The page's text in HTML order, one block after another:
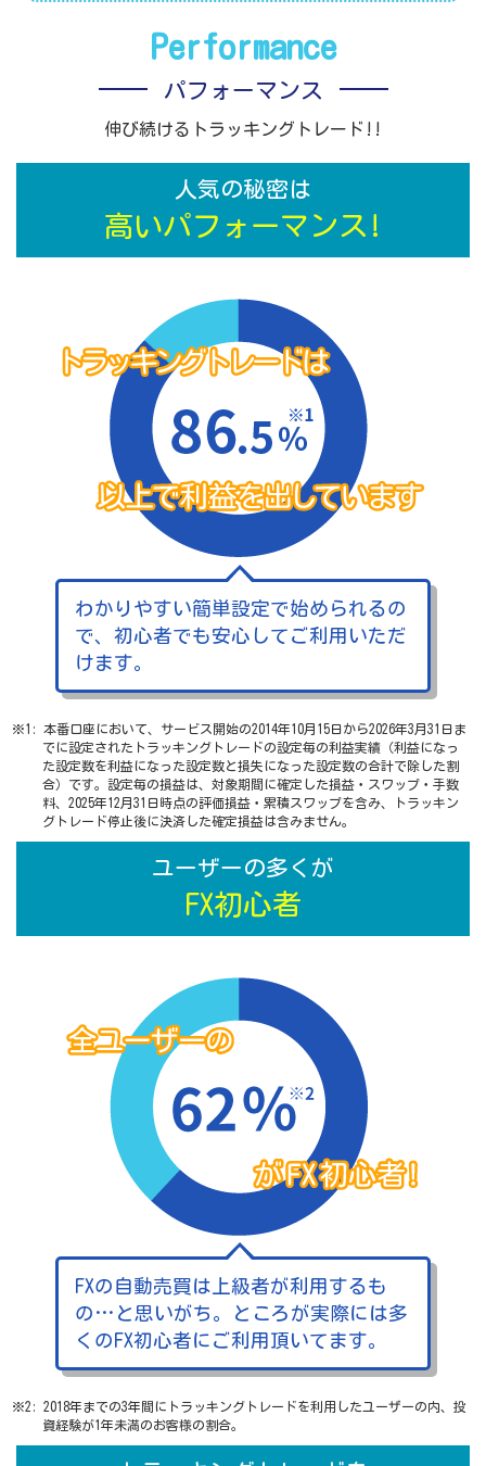
Performance
パフォーマンス
伸び続けるトラッキングトレード!!
人気の秘密は
高いパフォーマンス!
わかりやすい簡単設定で始められるの
で、初心者でも安心してご利用いただ
けます。
※1: 本番口座において、サービス開始の2014年10月15日から2026年3月31日ま
でに設定されたトラッキングトレードの設定毎の利益実績（利益になっ
た設定数を利益になった設定数と損失になった設定数の合計で除した割
合）です。設定毎の損益は、対象期間に確定した損益・スワップ・手数
料、2025年12月31日時点の評価損益・累積スワップを含み、トラッキン
グトレード停止後に決済した確定損益は含みません。
ユーザーの多くが
FX初心者
FXの自動売買は上級者が利用するも
の…と思いがち。ところが実際には多
くのFX初心者にご利用頂いてます。
※2: 2018年までの3年間にトラッキングトレードを利用したユーザーの内、投
資経験が1年未満のお客様の割合。